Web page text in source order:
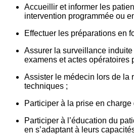
Accueillir et informer les
intervention programmée ou
Effectuer les préparations en
Assurer la surveillance
examens et actes opératoires
Assister le médecin lors de la
techniques ;
Participer à la prise en charge
Participer à l’éducation du
en s’adaptant à leurs